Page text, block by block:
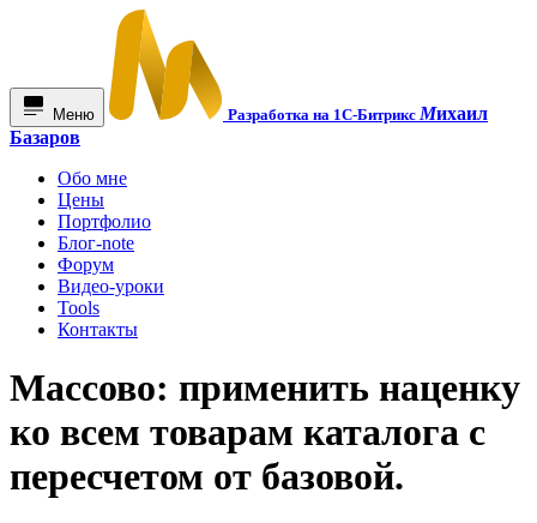
Меню Разработка на 1С-БитриксМихаил
Базаров
Обо мне
Цены
Портфолио
Блог-note
Форум
Видео-уроки
Tools
Контакты
Массово: применить наценку
ко всем товарам каталога с
пересчетом от базовой.